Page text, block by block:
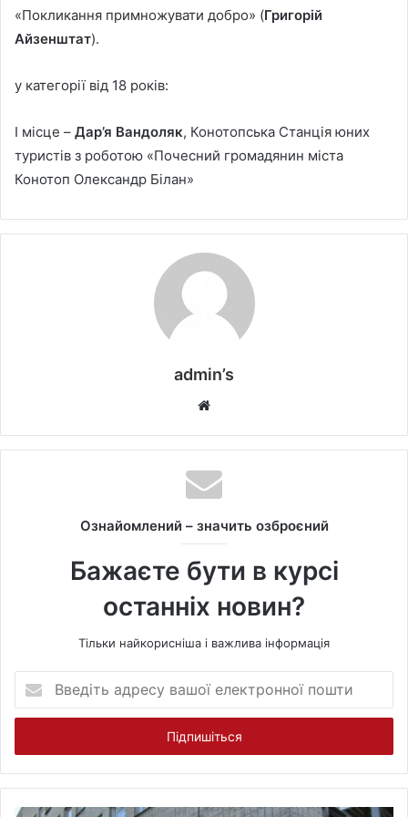
«Покликання примножувати добро» (Григорій
Айзенштат).
у категорії від 18 років:
І місце – Дар’я Вандоляк, Конотопська Станція юних
туристів з роботою «Почесний громадянин міста
Конотоп Олександр Білан»
admin’s
b
s
i
e
Ознайомлений – значить озброєний
Бажаєте бути в курсі
останніх новин?
Тільки найкорисніша і важлива інформація
е
і
т
а